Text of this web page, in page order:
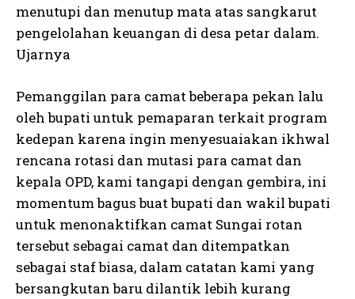
menutupi dan menutup mata atas sangkarut
pengelolahan keuangan di desa petar dalam.
Ujarnya
Pemanggilan para camat beberapa pekan lalu
oleh bupati untuk pemaparan terkait program
kedepan karena ingin menyesuaiakan ikhwal
rencana rotasi dan mutasi para camat dan
kepala OPD, kami tangapi dengan gembira, ini
momentum bagus buat bupati dan wakil bupati
untuk menonaktifkan camat Sungai rotan
tersebut sebagai camat dan ditempatkan
sebagai staf biasa, dalam catatan kami yang
bersangkutan baru dilantik lebih kurang